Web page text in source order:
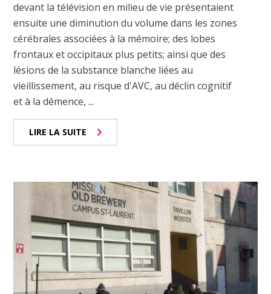
devant la télévision en milieu de vie présentaient
ensuite une diminution du volume dans les zones
cérébrales associées à la mémoire; des lobes
frontaux et occipitaux plus petits; ainsi que des
lésions de la substance blanche liées au
vieillissement, au risque d'AVC, au déclin cognitif
et à la démence, ...
LIRE LA SUITE